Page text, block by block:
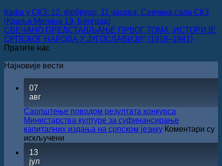
Кафа у СКЗ: 12. фебруар, 11 часова, Свечана сала СКЗ
(Краља Милана 19, Београд)
СВЕЧАНО ПРЕДСТАВЉАЊЕ ПРВОГ ТОМА „ИСТОРИЈЕ
СРПСКОГ НАРОДА У ЈУГОСЛАВИЈИ“ (1918–1941)
Пратите нас
Најновије вести
07
авг
Саопштење поводом резултата конкурса
Министарства културе за суфинансирање
капиталних издања на српском језику Коментари су
искључени
13
јул